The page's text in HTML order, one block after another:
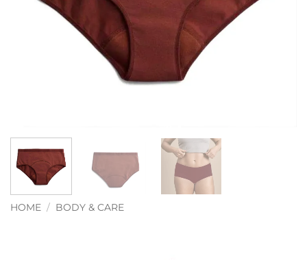
HOME / BODY & CARE